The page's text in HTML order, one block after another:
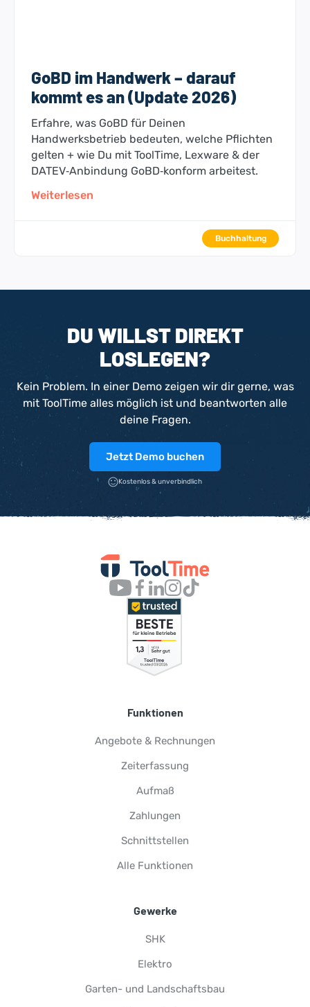
GoBD im Handwerk – darauf
kommt es an (Update 2026)
Erfahre, was GoBD für Deinen
Handwerksbetrieb bedeuten, welche Pflichten
gelten + wie Du mit ToolTime, Lexware & der
DATEV‑Anbindung GoBD‑konform arbeitest.
Weiterlesen
Buchhaltung
DU WILLST DIREKT
LOSLEGEN?
Kein Problem. In einer Demo zeigen wir dir gerne, was
mit ToolTime alles möglich ist und beantworten alle
deine Fragen.
Jetzt Demo buchen
Kostenlos & unverbindlich
Funktionen
Angebote & Rechnungen
Zeiterfassung
Aufmaß
Zahlungen
Schnittstellen
Alle Funktionen
Gewerke
SHK
Elektro
Garten- und Landschaftsbau